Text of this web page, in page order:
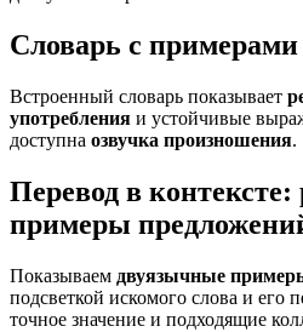
Словарь с примерами
Встроенный словарь показывает
употребления и устойчивые
доступна озвучка произношения.
Перевод в
примеры
Показываем двуязычные
подсветкой искомого слова и
точное значение и подходящие